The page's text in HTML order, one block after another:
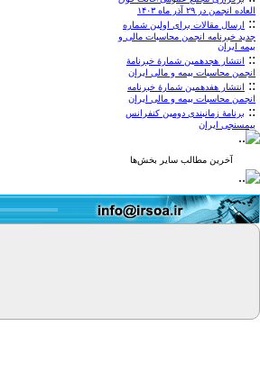
العاده انجمن در ۲۹ آذر ماه ۱۴۰۳
:: ارسال مقالات برای اولین شماره
جدید خبرنامه انجمن محاسبات مالی و
بیمه ایران
:: انتشار هجدهمین شمارۀ خبرنامۀ
انجمن محاسبات بیمه و مالی ایران
:: انتشار هفدهمین شمارۀ خبرنامه
انجمن محاسبات بیمه و مالی ایران
:: برنامۀ زمانبندی دومین کنفرانس
بیمسنجی ایران
آخرین مطالب سایر بخش‌ها